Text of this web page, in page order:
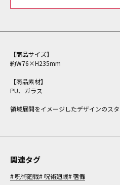
【商品サイズ】
約W76×H235mm
【商品素材】
PU、ガラス
領域展開をイメージしたデザインのスタ
関連タグ
呪術廻戦 呪術廻戦 宿儺